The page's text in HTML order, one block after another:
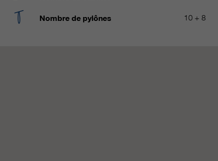
Nombre de pylônes 10 + 8
transmises à nos clients /